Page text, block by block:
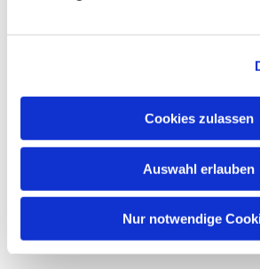
Cookies zulassen
Auswahl erlauben
Nur notwendige
Dies könnte